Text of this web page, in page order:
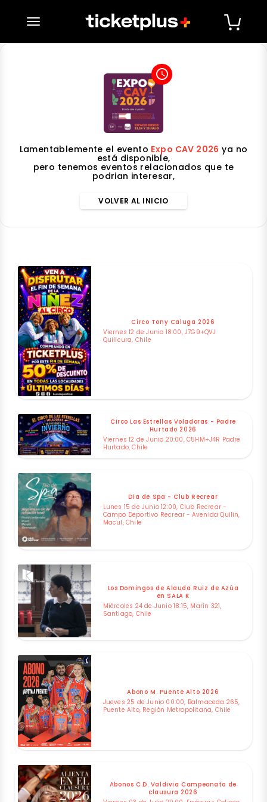
desplegar navegación
access_time
Lamentablemente el evento Expo CAV 2026 ya no
está disponible,
pero tenemos eventos relacionados que te
podrian interesar,
VOLVER AL INICIO
Circo Tony Caluga 2026
Viernes 12 de Junio 18:00, J7G9+QVJ
Quilicura, Chile
Circo Las Estrellas Voladoras - Padre
Hurtado 2026
Viernes 12 de Junio 20:00, C5HM+J4R Padre
Hurtado, Chile
Dia de Spa - Club Recrear
Lunes 15 de Junio 12:00, Club Recrear -
Campo Deportivo Recrear - Avenida Quilin,
Macul, Chile
Los Domingos de Alauda Ruiz de Azúa
en SALA K
Miércoles 24 de Junio 18:15, Marín 321,
Santiago, Chile
Abono M. Puente Alto 2026
Jueves 25 de Junio 00:00, Balmaceda 265,
Puente Alto, Región Metropolitana, Chile
Abonos C.D. Valdivia Campeonato de
clausura 2026